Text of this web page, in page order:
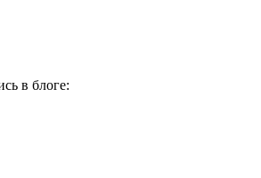
в блоге: